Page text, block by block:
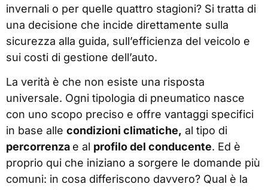
invernali o per quelle quattro stagioni? Si tratta di
una decisione che incide direttamente sulla
sicurezza alla guida, sull’efficienza del veicolo e
sui costi di gestione dell’auto.
La verità è che non esiste una risposta
universale. Ogni tipologia di pneumatico nasce
con uno scopo preciso e offre vantaggi specifici
in base alle condizioni climatiche, al tipo di
percorrenza e al profilo del conducente. Ed è
proprio qui che iniziano a sorgere le domande più
comuni: in cosa differiscono davvero? Qual è la